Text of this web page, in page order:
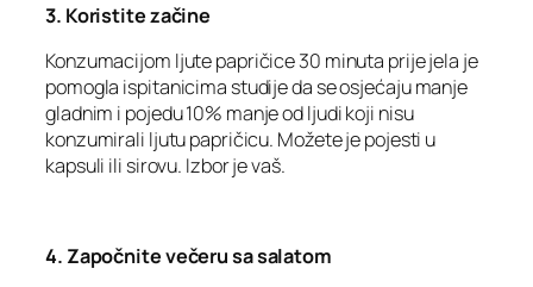
3. Koristite začine
Konzumacijom ljute papričice 30 minuta prije jela je
pomogla ispitanicima studije da se osjećaju manje
gladnim i pojedu 10% manje od ljudi koji nisu
konzumirali ljutu papričicu. Možete je pojesti u
kapsuli ili sirovu. Izbor je vaš.
4. Započnite večeru sa salatom